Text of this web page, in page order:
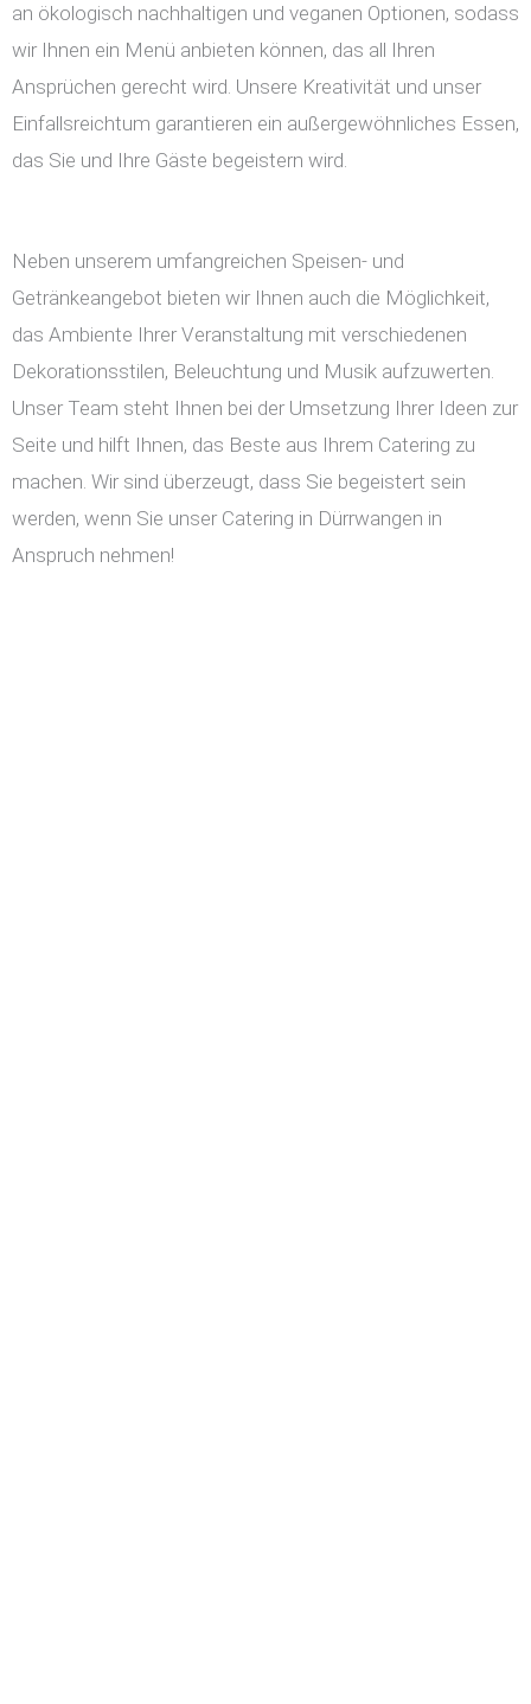
an ökologisch nachhaltigen und veganen Optionen, sodass
wir Ihnen ein Menü anbieten können, das all Ihren
Ansprüchen gerecht wird. Unsere Kreativität und unser
Einfallsreichtum garantieren ein außergewöhnliches Essen,
das Sie und Ihre Gäste begeistern wird.
Neben unserem umfangreichen Speisen- und
Getränkeangebot bieten wir Ihnen auch die Möglichkeit,
das Ambiente Ihrer Veranstaltung mit verschiedenen
Dekorationsstilen, Beleuchtung und Musik aufzuwerten.
Unser Team steht Ihnen bei der Umsetzung Ihrer Ideen zur
Seite und hilft Ihnen, das Beste aus Ihrem Catering zu
machen. Wir sind überzeugt, dass Sie begeistert sein
werden, wenn Sie unser Catering in Dürrwangen in
Anspruch nehmen!